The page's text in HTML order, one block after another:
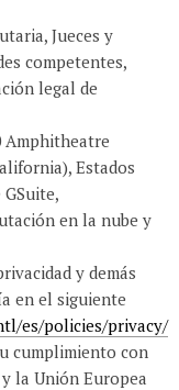
Jueces y
competentes,
legal de
Amphitheatre
Estados
en la nube y
y demás
en el siguiente
es/policies/privacy/
cumplimiento con
la Unión Europea